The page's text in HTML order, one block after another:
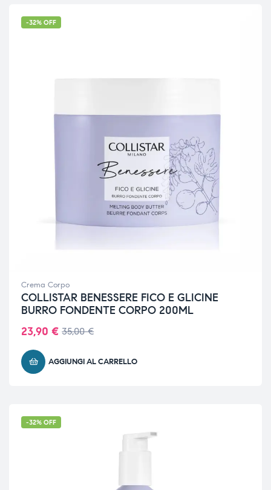
-32% OFF
Crema Corpo
COLLISTAR BENESSERE FICO E GLICINE
BURRO FONDENTE CORPO 200ML
35,00€
23,90 €
AGGIUNGI AL CARRELLO
-32% OFF